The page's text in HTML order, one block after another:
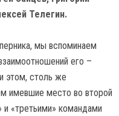
Телегин.
мы вспоминаем
его –
этом, столь же
имевшие место во второй
и «третьими» командами